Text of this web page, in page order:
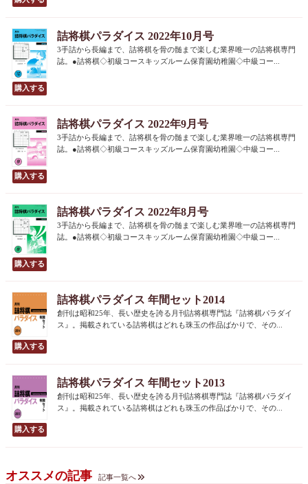
詰将棋パラダイス 2022年10月号
3手詰から長編まで、詰将棋を骨の髄まで楽しむ業界唯一の詰将棋専門
誌。●詰将棋◇初級コースキッズルーム保育園幼稚園◇中級コー...
詰将棋パラダイス 2022年9月号
3手詰から長編まで、詰将棋を骨の髄まで楽しむ業界唯一の詰将棋専門
誌。●詰将棋◇初級コースキッズルーム保育園幼稚園◇中級コー...
詰将棋パラダイス 2022年8月号
3手詰から長編まで、詰将棋を骨の髄まで楽しむ業界唯一の詰将棋専門
誌。●詰将棋◇初級コースキッズルーム保育園幼稚園◇中級コー...
詰将棋パラダイス 年間セット2014
創刊は昭和25年、長い歴史を誇る月刊詰将棋専門誌『詰将棋パラダイ
ス』。掲載されている詰将棋はどれも珠玉の作品ばかりで、その...
詰将棋パラダイス 年間セット2013
創刊は昭和25年、長い歴史を誇る月刊詰将棋専門誌『詰将棋パラダイ
ス』。掲載されている詰将棋はどれも珠玉の作品ばかりで、その...
オススメの記事 記事一覧へ